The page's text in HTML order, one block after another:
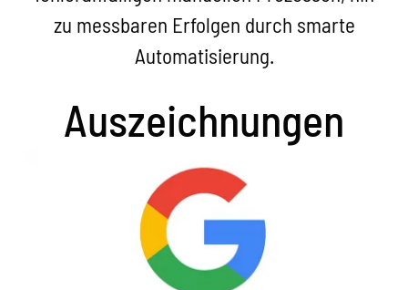
zu messbaren Erfolgen durch smarte
Automatisierung.
Auszeichnungen